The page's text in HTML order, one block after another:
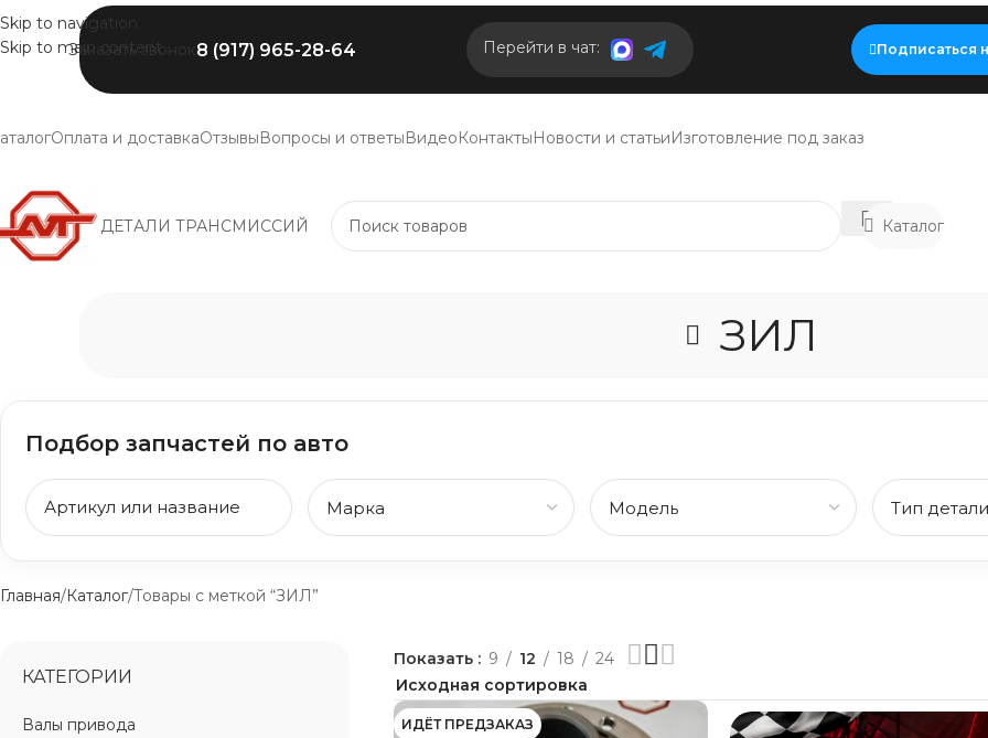
Skip to navigation
Skip to main content
Заказать звонок 8 (917) 965-28-64 Перейти в чат: Подписаться
Оплата и доставкаОтзывыВопросы и ответыВидеоКонтактыНовости и статьиИзготовление под заказ
ДЕТАЛИ ТРАНСМИССИЙ Каталог
ЗИЛ
Подбор запчастей по авто
Главная Каталог Товары с меткой “ЗИЛ”
КАТЕГОРИИ
Валы привода
Показать 9 12 18 24
ИДЁТ ПРЕДЗАКАЗ